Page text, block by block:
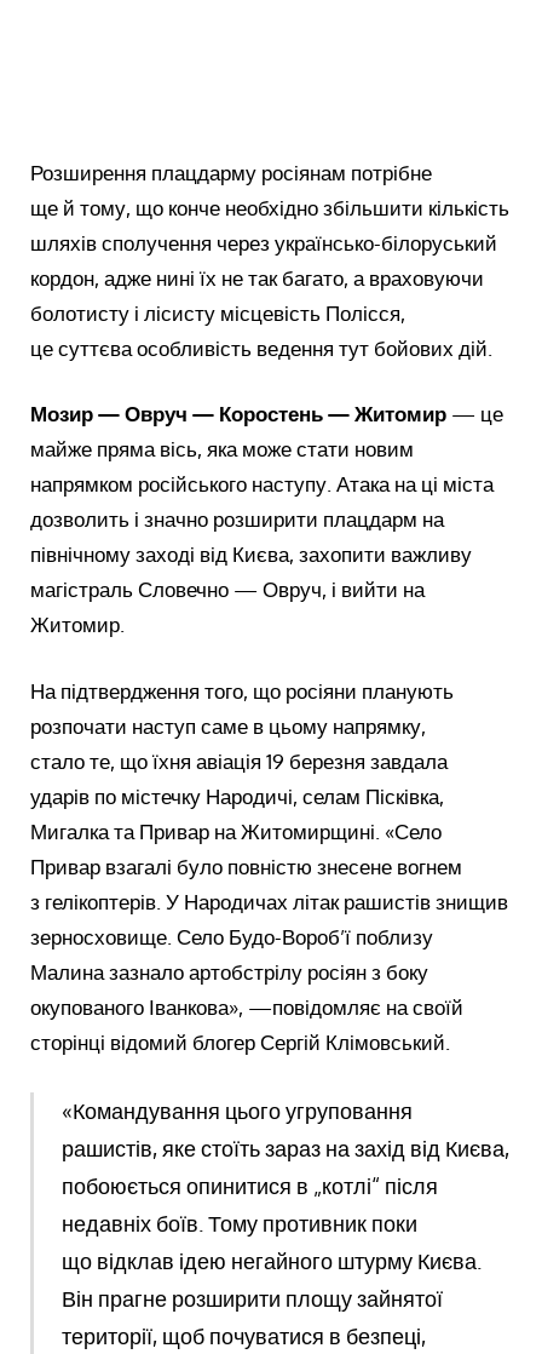
Розширення плацдарму росіянам потрібне
ще й тому, що конче необхідно збільшити кількість
шляхів сполучення через українсько-білоруський
кордон, адже нині їх не так багато, а враховуючи
болотисту і лісисту місцевість Полісся,
це суттєва особливість ведення тут бойових дій.
Мозир — Овруч — Коростень — Житомир — це
майже пряма вісь, яка може стати новим
напрямком російського наступу. Атака на ці міста
дозволить і значно розширити плацдарм на
північному заході від Києва, захопити важливу
магістраль Словечно — Овруч, і вийти на
Житомир.
На підтвердження того, що росіяни планують
розпочати наступ саме в цьому напрямку,
стало те, що їхня авіація 19 березня завдала
ударів по містечку Народичі, селам Пісківка,
Мигалка та Привар на Житомирщині. «Село
Привар взагалі було повністю знесене вогнем
з гелікоптерів. У Народичах літак рашистів знищив
зерносховище. Село Будо-Вороб’ї поблизу
Малина зазнало артобстрілу росіян з боку
окупованого Іванкова», —повідомляє на своїй
сторінці відомий блогер Сергій Клімовський.
«Командування цього угруповання
рашистів, яке стоїть зараз на захід від Києва,
побоюється опинитися в „котлі“ після
недавніх боїв. Тому противник поки
що відклав ідею негайного штурму Києва.
Він прагне розширити площу зайнятої
території, щоб почуватися в безпеці,